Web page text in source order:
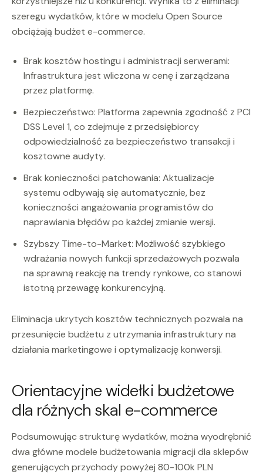
szeregu wydatków, które w modelu Open Source
obciążają budżet e-commerce.
Brak kosztów hostingu i administracji serwerami:
Infrastruktura jest wliczona w cenę i zarządzana
przez platformę.
Bezpieczeństwo: Platforma zapewnia zgodność z PCI
DSS Level 1, co zdejmuje z przedsiębiorcy
odpowiedzialność za bezpieczeństwo transakcji i
kosztowne audyty.
Brak konieczności patchowania: Aktualizacje
systemu odbywają się automatycznie, bez
konieczności angażowania programistów do
naprawiania błędów po każdej zmianie wersji.
Szybszy Time-to-Market: Możliwość szybkiego
wdrażania nowych funkcji sprzedażowych pozwala
na sprawną reakcję na trendy rynkowe, co stanowi
istotną przewagę konkurencyjną.
Eliminacja ukrytych kosztów technicznych pozwala na
przesunięcie budżetu z utrzymania infrastruktury na
działania marketingowe i optymalizację konwersji.
Orientacyjne widełki budżetowe
dla różnych skal e-commerce
Podsumowując strukturę wydatków, można wyodrębnić
dwa główne modele budżetowania migracji dla sklepów
generujących przychody powyżej 80-100k PLN